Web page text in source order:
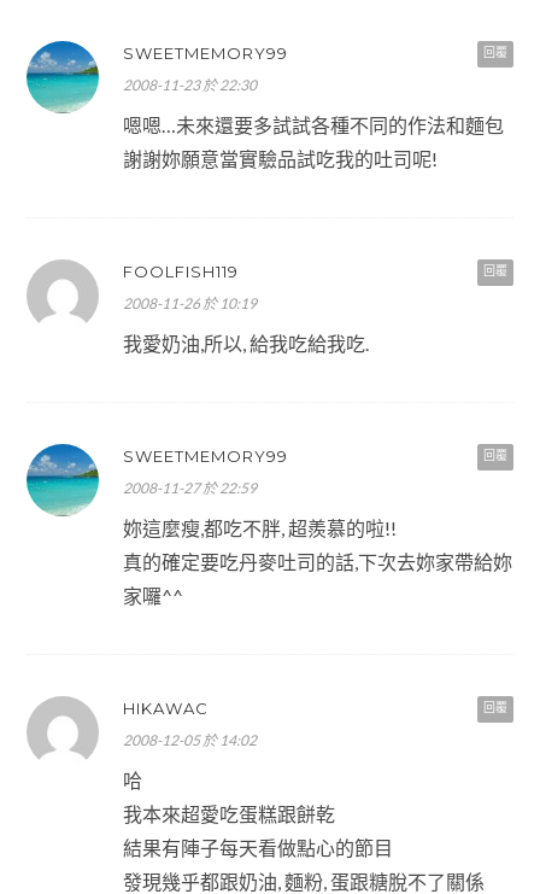
回覆
SWEETMEMORY99
2008-11-23 於 22:30
嗯嗯…未來還要多試試各種不同的作法和麵包
謝謝妳願意當實驗品試吃我的吐司呢!
回覆
FOOLFISH119
2008-11-26 於 10:19
我愛奶油,所以, 給我吃給我吃.
回覆
SWEETMEMORY99
2008-11-27 於 22:59
妳這麼瘦,都吃不胖, 超羨慕的啦!!
真的確定要吃丹麥吐司的話,下次去妳家帶給妳
家囉^^
回覆
HIKAWAC
2008-12-05 於 14:02
哈
我本來超愛吃蛋糕跟餅乾
結果有陣子每天看做點心的節目
發現幾乎都跟奶油, 麵粉, 蛋跟糖脫不了關係